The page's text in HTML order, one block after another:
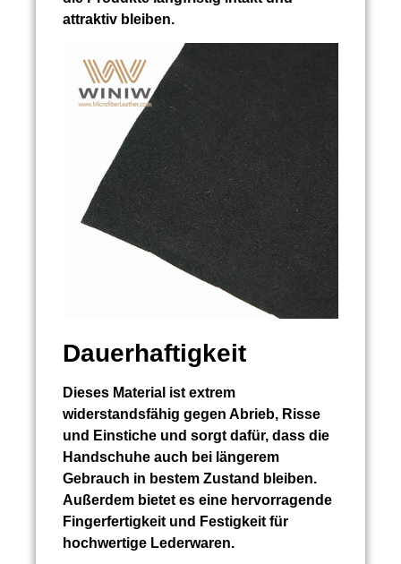
attraktiv bleiben.
Dauerhaftigkeit
Dieses Material ist extrem
widerstandsfähig gegen Abrieb, Risse
und Einstiche und sorgt dafür, dass die
Handschuhe auch bei längerem
Gebrauch in bestem Zustand bleiben.
Außerdem bietet es eine hervorragende
Fingerfertigkeit und Festigkeit für
hochwertige Lederwaren.